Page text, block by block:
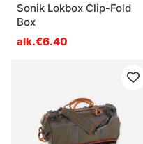
Sonik Lokbox Clip-Fold
Box
alk.€6.40